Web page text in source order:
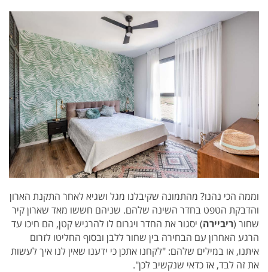
וממה הכי נהנו? מהתמונה שקיבלנו מגל ושגיא לאחר התקנת הארון
והדבקת הטפט בחדר השינה שלהם. שניהם חששו מאד שארון קיר
שחור (ריביירה) יסגור את החדר ויגרום לו להרגיש קטן, הם חיכו עד
הרגע האחרון עם הבחירה בין שחור ללבן ובסוף החליטו לזרום
איתנו, או במילים שלהם: "לקחנו אתכן כי ידענו שאין לנו איך לעשות
את זה לבד, אז כדאי שנקשיב לכן".